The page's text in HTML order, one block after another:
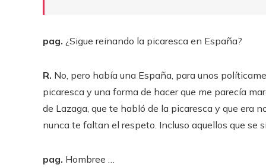
pag. ¿Sigue reinando la picaresca en España?
R. No, pero había una España, para unos
picaresca y una forma de hacer que me parecía
de Lazaga, que te habló de la picaresca y que era
nunca te faltan el respeto. Incluso aquellos que se
pag. Hombree …